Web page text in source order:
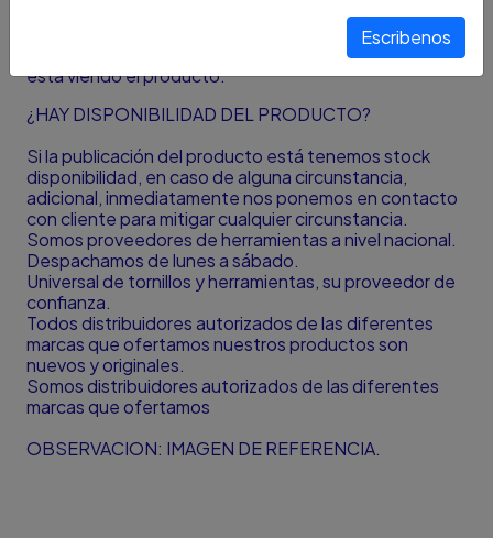
El color y el tamaño presentado en la fotografía
es una aproximación al color y tamaño real y puede
variar con la resolución de la pantalla desde donde se
está viendo el producto.
¿HAY DISPONIBILIDAD DEL PRODUCTO?
Si la publicación del producto está tenemos stock
disponibilidad, en caso de alguna circunstancia,
adicional, inmediatamente nos ponemos en contacto
con cliente para mitigar cualquier circunstancia.
Somos proveedores de herramientas a nivel nacional.
Despachamos de lunes a sábado.
Universal de tornillos y herramientas, su proveedor de
confianza.
Todos distribuidores autorizados de las diferentes
marcas que ofertamos nuestros productos son
nuevos y originales.
Somos distribuidores autorizados de las diferentes
marcas que ofertamos
OBSERVACION: IMAGEN DE REFERENCIA.
Escribenos